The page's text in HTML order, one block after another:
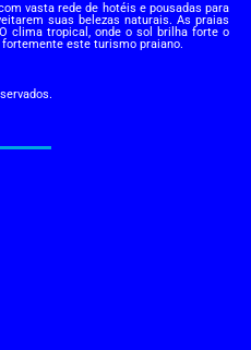
vasta rede de hotéis e pousadas para
suas belezas naturais. As praias
clima tropical, onde o sol brilha forte o
este turismo praiano.